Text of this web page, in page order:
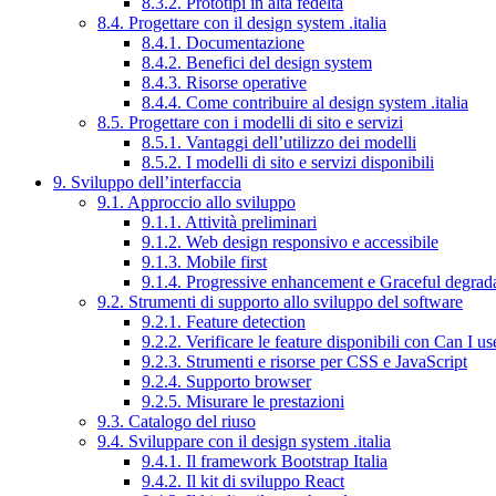
8.4. Progettare con il design system .italia
8.4.1. Documentazione
8.4.2. Benefici del design system
8.4.3. Risorse operative
8.4.4. Come contribuire al design system .italia
8.5. Progettare con i modelli di sito e servizi
8.5.1. Vantaggi dell’utilizzo dei modelli
8.5.2. I modelli di sito e servizi disponibili
9. Sviluppo dell’interfaccia
9.1. Approccio allo sviluppo
9.1.1. Attività preliminari
9.1.2. Web design responsivo e accessibile
9.1.3. Mobile first
9.1.4. Progressive enhancement e Graceful
9.2. Strumenti di supporto allo sviluppo del software
9.2.1. Feature detection
9.2.2. Verificare le feature disponibili con Can I
9.2.3. Strumenti e risorse per CSS e JavaScript
9.2.4. Supporto browser
9.2.5. Misurare le prestazioni
9.3. Catalogo del riuso
9.4. Sviluppare con il design system .italia
9.4.1. Il framework Bootstrap Italia
9.4.2. Il kit di sviluppo React